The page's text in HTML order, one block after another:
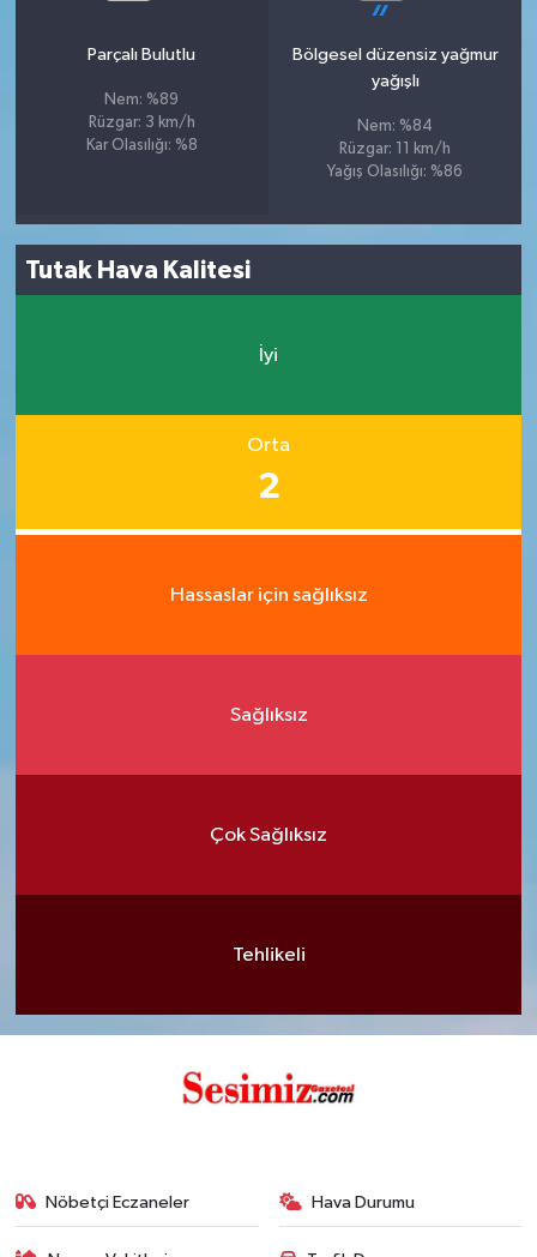
Parçalı Bulutlu
Nem: %89
Rüzgar: 3 km/h
Kar Olasılığı: %8
Bölgesel düzensiz yağmur
yağışlı
Nem: %84
Rüzgar: 11 km/h
Yağış Olasılığı: %86
Tutak Hava Kalitesi
İyi
Orta
2
Hassaslar için sağlıksız
Sağlıksız
Çok Sağlıksız
Tehlikeli
Nöbetçi Eczaneler Hava Durumu